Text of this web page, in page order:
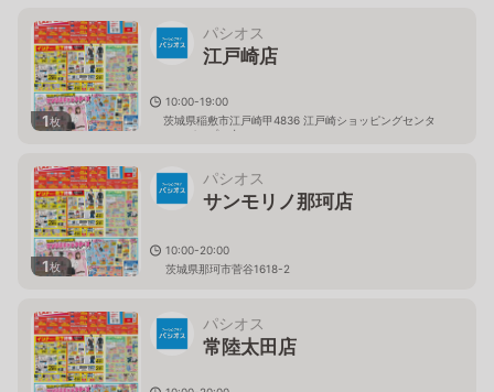
1枚
パシオス
江戸崎店
10:00-19:00
茨城県稲敷市江戸崎甲4836 江戸崎ショッピングセンタ
ー（パンプ）内
1枚
パシオス
サンモリノ那珂店
10:00-20:00
茨城県那珂市菅谷1618-2
パシオス
常陸太田店